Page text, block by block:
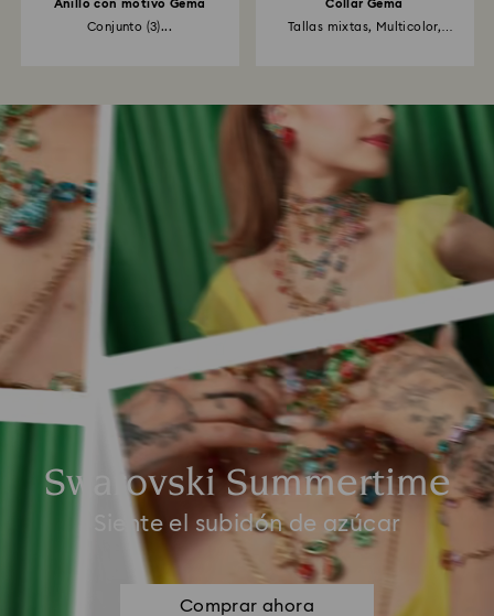
Anillo con motivo Gema
Conjunto (3)...
Collar Gema
Tallas mixtas, Multicolor,
Swarovski Summertime
Siente el subidón de azúcar
Comprar ahora